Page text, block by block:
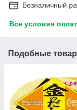
Безналичный
Все условия
Подобные